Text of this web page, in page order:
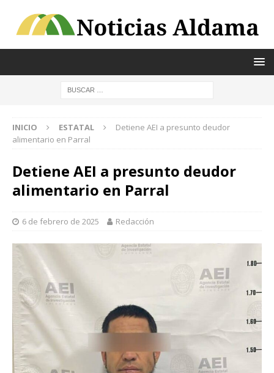
INICIO ESTATAL
Detiene AEI a presunto deudor
alimentario en Parral
Detiene AEI a presunto deudor
alimentario en Parral
6 de febrero de 2025 Redacción